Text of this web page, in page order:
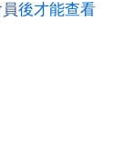
後才能查看